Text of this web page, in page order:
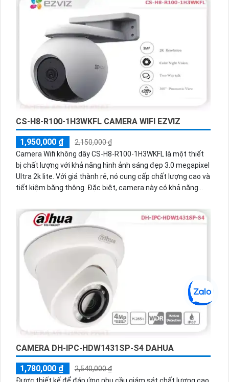
kết nối với ứng dụng di động thông qua wifi, cho phép bạn
xem trực tiếp hình ảnh và cảnh báo bất kỳ khi nào bạn
muốn. Đảm bảo an ninh cho ngôi nhà và tài sản của bạn.
CS-H8-R100-1H3WKFL CAMERA WIFI EZVIZ
1,950,000 ₫
2,150,000 ₫
Camera Wifi không dây CS-H8-R100-1H3WKFL là một thiết
bị chất lượng với khả năng hình ảnh sáng đẹp 3.0 megapixel
Ultra 2k lite. Với giá thành rẻ, nó cung cấp chất lượng cao và
tiết kiệm băng thông. Đặc biệt, camera này có khả năng
ảnh tốt ban đêm với tầm nhìn hồng ngoại 30m. Được thiết
kế phù hợp cho việc giám sát công trình, vỏ plastic chắc
chắn. Tích hợp công nghệ IP Wifi, việc nâng cấp hệ thống
camera trở nên dễ dàng. Bên cạnh đó, thiết bị còn có khả
năng thu âm cao cấp, tạo thêm lợi thế trong việc giám sát.
CAMERA DH-IPC-HDW1431SP-S4 DAHUA
1,780,000 ₫
2,540,000 ₫